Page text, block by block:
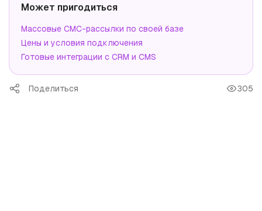
Может пригодиться
Массовые СМС-рассылки по своей базе
Цены и условия подключения
Готовые интеграции с CRM и CMS
Поделиться 305